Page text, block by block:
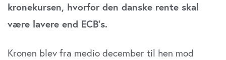
kronekursen, hvorfor den danske rente skal
være lavere end ECB’s.
Kronen blev fra medio december til hen mod